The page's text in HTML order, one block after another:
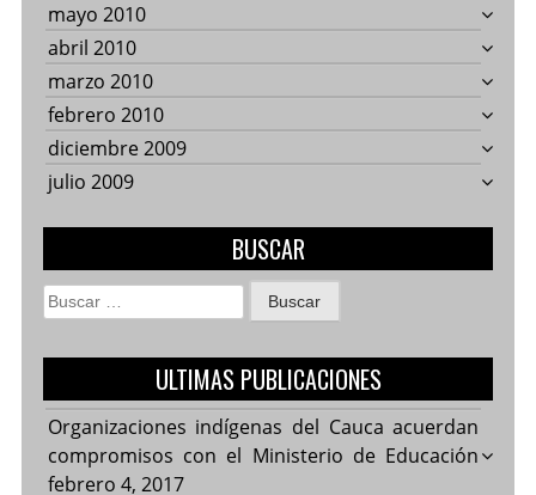
mayo 2010
abril 2010
marzo 2010
febrero 2010
diciembre 2009
julio 2009
BUSCAR
Buscar:
ULTIMAS PUBLICACIONES
Organizaciones indígenas del Cauca acuerdan
compromisos con el Ministerio de Educación
febrero 4, 2017